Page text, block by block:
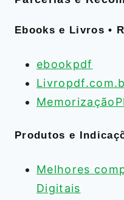
Ebooks e Livros •
ebookpdf
Produtos e
Melhores
Digitais